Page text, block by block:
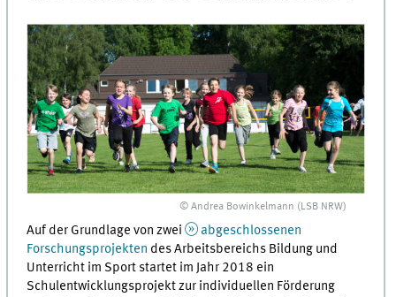
© Andrea Bowinkelmann (LSB NRW)
Auf der Grundlage von zwei
abgeschlossenen
Forschungsprojekten des Arbeitsbereichs Bildung und
Unterricht im Sport startet im Jahr 2018 ein
Schulentwicklungsprojekt zur individuellen Förderung